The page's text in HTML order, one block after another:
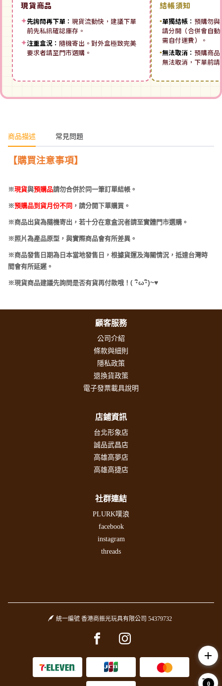
現貨商品
✦先詢問再下單： 現貨流動快，建議下單
前先私訊確認庫存。
✦注重盒況： 隨機寄出。對外盒極致完美
要求者請至門市選購。
結帳須知
▪單獨結帳： 預購勿與
請分開（合併會自
需自付運費）。
▪無法取消： 預購商品
無法取消，下單前
商品描述 常見問題
【購買注意事項】
※現貨與預購品請勿合併於同一筆訂單結帳。
※預購品到貨月份不同 ，請分開下單購買。
※商品出貨為隨機寄出，若十分在意盒況者請至實體門市選購。
※照片為產品原型，與實際商品會有所差異。
※商品發售日期為日本當地發售日，根據貨運及海關情況，抵達台灣時
間會有所延遲。
※現貨商品建議先詢問是否有貨再付款哦！ (･ω･)~♥
顧客服務
公司介紹
條款與細則
隱私政策
退換貨政策
電子發票載具說明
店鋪資訊
台北形象店
誠品武昌店
高雄高夢店
高雄高捷店
社群連結
PLURK噗浪
facebook
instagram
threads
統一編號 香港商振光玩具有限公司 54379732
Facebook pageInstagram page
add
0